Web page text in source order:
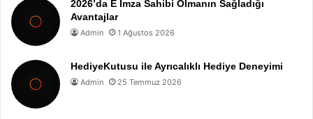
2026’da E İmza Sahibi Olmanın Sağladığı
Avantajlar
Admin 1 Ağustos 2026
HediyeKutusu ile Ayrıcalıklı Hediye Deneyimi
Admin 25 Temmuz 2026